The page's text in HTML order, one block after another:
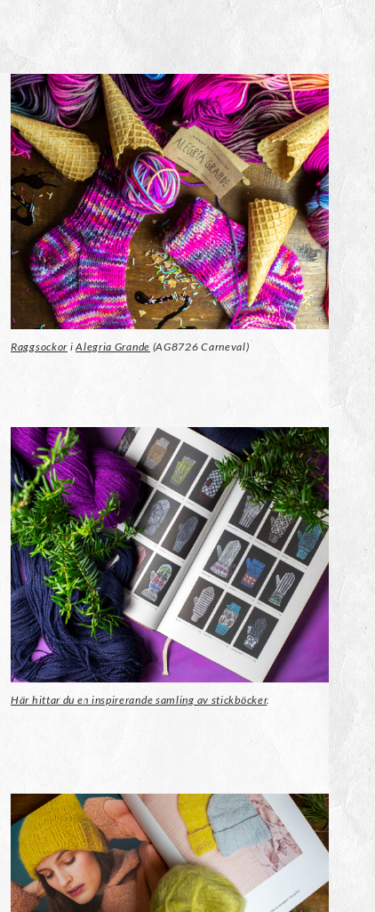
Raggsockor iAlegria Grande (AG8726 Carneval)
Här hittar du en inspirerande samling av stickböcker.